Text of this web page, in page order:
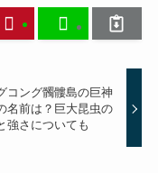
コング髑髏島の巨神
名前は？巨大昆虫の
強さについても